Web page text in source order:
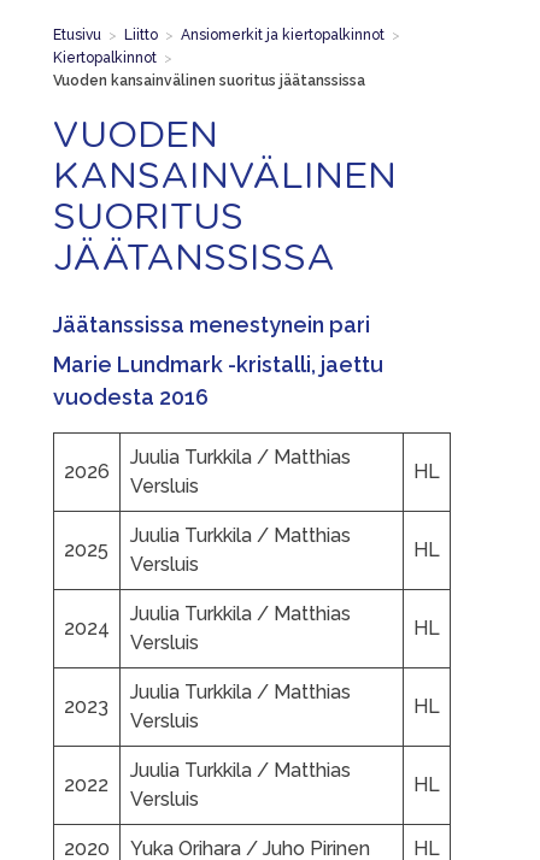
Etusivu > Liitto > Ansiomerkit ja kiertopalkinnot >
Kiertopalkinnot >
Vuoden kansainvälinen suoritus jäätanssissa
VUODEN
KANSAINVÄLINEN
SUORITUS
JÄÄTANSSISSA
Jäätanssissa menestynein pari
Marie Lundmark -kristalli, jaettu
vuodesta 2016
2026
Juulia Turkkila / Matthias
Versluis
HL
2025
Juulia Turkkila / Matthias
Versluis
HL
2024
Juulia Turkkila / Matthias
Versluis
HL
2023
Juulia Turkkila / Matthias
Versluis
HL
2022
Juulia Turkkila / Matthias
Versluis
HL
2020 Yuka Orihara / Juho Pirinen HL